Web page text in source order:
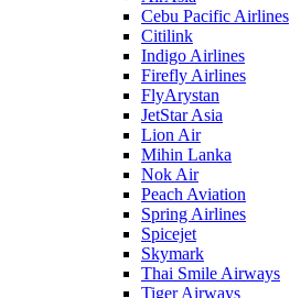
Cebu Pacific Airlines
Citilink
Indigo Airlines
Firefly Airlines
FlyArystan
JetStar Asia
Lion Air
Mihin Lanka
Nok Air
Peach Aviation
Spring Airlines
Spicejet
Skymark
Thai Smile Airways
Tiger Airways